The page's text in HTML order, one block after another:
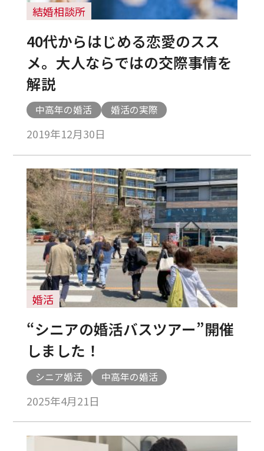
結婚相談所
40代からはじめる恋愛のスス
メ。大人ならではの交際事情を
解説
中高年の婚活 婚活の実際
2019年12月30日
婚活
“シニアの婚活バスツアー”開催
しました！
シニア婚活 中高年の婚活
2025年4月21日